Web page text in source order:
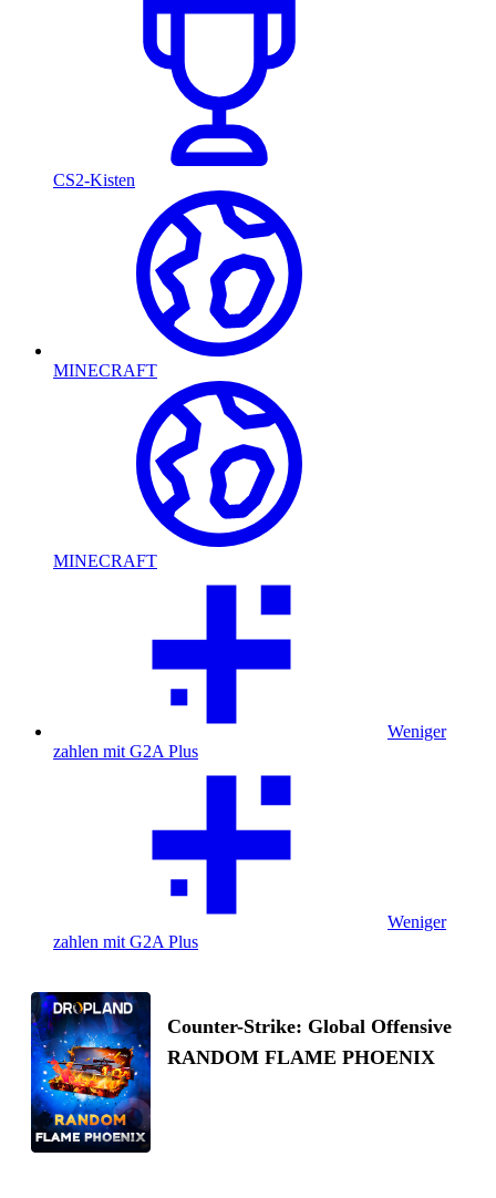
CS2-Kisten
MINECRAFT
MINECRAFT
Weniger
zahlen mit G2A Plus
Weniger
zahlen mit G2A Plus
Counter-Strike: Global Offensive
RANDOM FLAME PHOENIX